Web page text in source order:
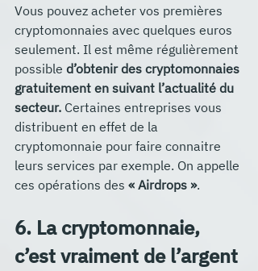
Vous pouvez acheter vos premières
cryptomonnaies avec quelques euros
seulement. Il est même régulièrement
possible d’obtenir des cryptomonnaies
gratuitement en suivant l’actualité du
secteur. Certaines entreprises vous
distribuent en effet de la
cryptomonnaie pour faire connaitre
leurs services par exemple. On appelle
ces opérations des « Airdrops ».
6. La cryptomonnaie,
c’est vraiment de l’argent